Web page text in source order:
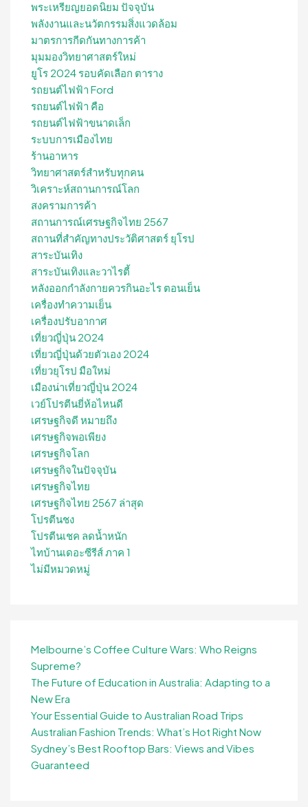
พระเหรียญยอดนิยม ปัจจุบัน
พลังงานและนวัตกรรมสิ่งแวดล้อม
มาตรการกีดกันทางการค้า
มุมมองวิทยาศาสตร์ใหม่
ยูโร 2024 รอบคัดเลือก ตาราง
รถยนต์ไฟฟ้า Ford
รถยนต์ไฟฟ้า คือ
รถยนต์ไฟฟ้าขนาดเล็ก
ระบบการเมืองไทย
ร้านอาหาร
วิทยาศาสตร์สำหรับทุกคน
วิเคราะห์สถานการณ์โลก
สงครามการค้า
สถานการณ์เศรษฐกิจไทย 2567
สถานที่สําคัญทางประวัติศาสตร์ ยุโรป
สาระบันเทิง
สาระบันเทิงและวาไรตี้
หลังออกกําลังกายควรกินอะไร ตอนเย็น
เครื่องทำความเย็น
เครื่องปรับอากาศ
เที่ยวญี่ปุ่น 2024
เที่ยวญี่ปุ่นด้วยตัวเอง 2024
เที่ยวยุโรป มือใหม่
เมืองน่าเที่ยวญี่ปุ่น 2024
เวย์โปรตีนยี่ห้อไหนดี
เศรษฐกิจดี หมายถึง
เศรษฐกิจพอเพียง
เศรษฐกิจโลก
เศรษฐกิจในปัจจุบัน
เศรษฐกิจไทย
เศรษฐกิจไทย 2567 ล่าสุด
โปรตีนชง
โปรตีนเชค ลดน้ำหนัก
ไทบ้านเดอะซีรีส์ ภาค 1
ไม่มีหมวดหมู่
Melbourne’s Coffee Culture Wars: Who Reigns
Supreme?
The Future of Education in Australia: Adapting to a
New Era
Your Essential Guide to Australian Road Trips
Australian Fashion Trends: What’s Hot Right Now
Sydney’s Best Rooftop Bars: Views and Vibes
Guaranteed